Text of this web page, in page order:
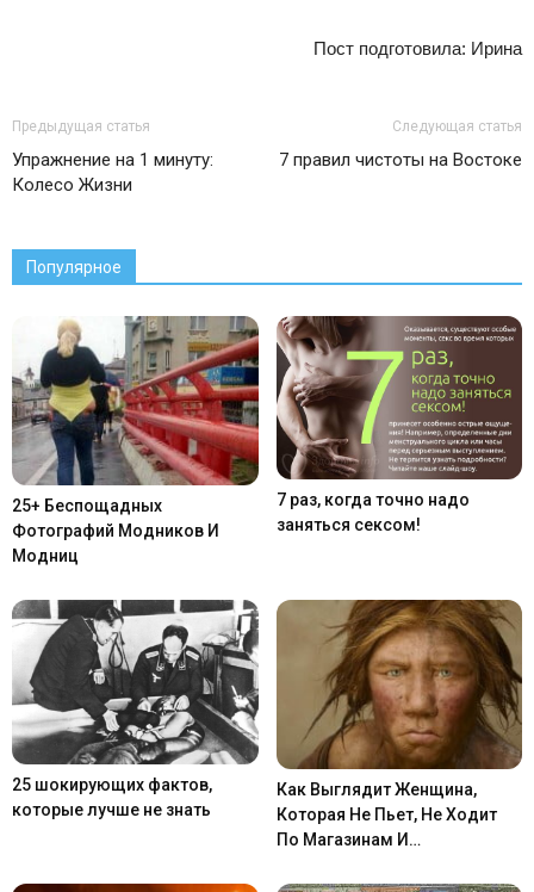
Пост подготовила: Ирина
Предыдущая статья
Упражнение на 1 минуту:
Колесо Жизни
Следующая статья
7 правил чистоты на Востоке
Популярное
25+ Беспощадных
Фотографий Модников И
Модниц
7 раз, когда точно надо
заняться сексом!
25 шокирующих фактов,
которые лучше не знать
Как Выглядит Женщина,
Которая Не Пьет, Не Ходит
По Магазинам И…